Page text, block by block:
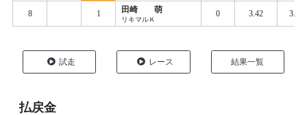
8 1 田崎 萌
リキマルＫ
0 3.42 3.542
試走 レース 結果一覧
払戻金